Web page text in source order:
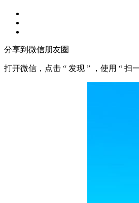
分享到微信朋友圈
打开微信，点击 “ 发现 ” ，使用 “ 扫